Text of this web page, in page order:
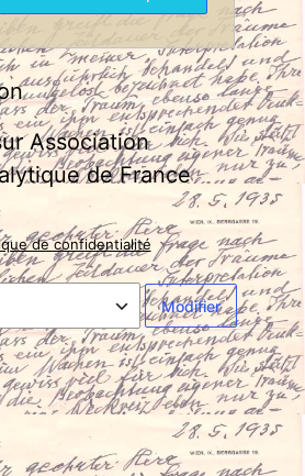
Association
de France
de confidentialité